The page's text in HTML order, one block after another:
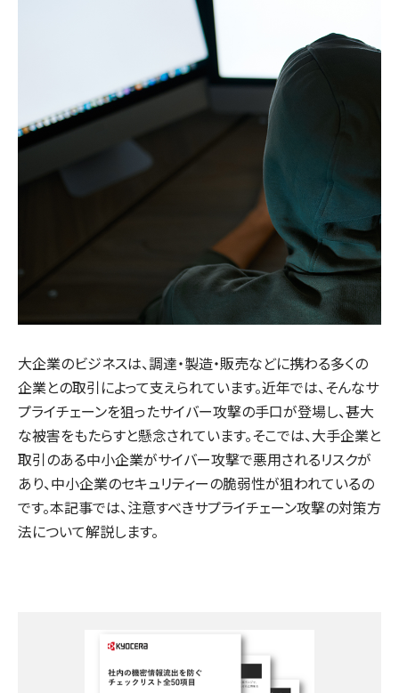
大企業のビジネスは、調達・製造・販売などに携わる多くの
企業との取引によって支えられています。近年では、そんなサ
プライチェーンを狙ったサイバー攻撃の手口が登場し、甚大
な被害をもたらすと懸念されています。そこでは、大手企業と
取引のある中小企業がサイバー攻撃で悪用されるリスクが
あり、中小企業のセキュリティーの脆弱性が狙われているの
です。本記事では、注意すべきサプライチェーン攻撃の対策方
法について解説します。